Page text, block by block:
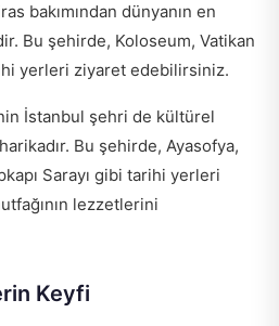
bakımından dünyanın en
Bu şehirde, Koloseum, Vatikan
yerleri ziyaret edebilirsiniz.
İstanbul şehri de kültürel
Bu şehirde, Ayasofya,
Sarayı gibi tarihi yerleri
lezzetlerini
Keyfi